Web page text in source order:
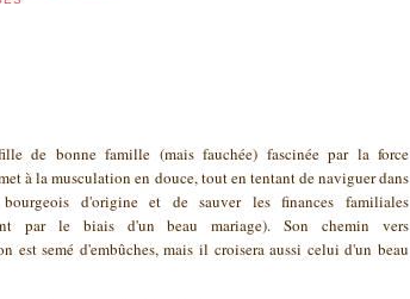
de bonne famille (mais fauchée) fascinée par la force
à la musculation en douce, tout en tentant de naviguer dans
d'origine et de sauver les finances familiales
par le biais d'un beau mariage). Son chemin vers
est semé d'embûches, mais il croisera aussi celui d'un beau